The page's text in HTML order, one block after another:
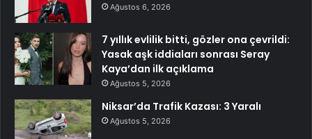
Ağustos 6, 2026
7 yıllık evlilik bitti, gözler ona çevrildi:
Yasak aşk iddiaları sonrası Seray
Kaya’dan ilk açıklama
Ağustos 5, 2026
Niksar’da Trafik Kazası: 3 Yaralı
Ağustos 5, 2026